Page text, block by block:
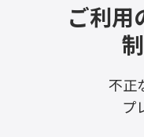
ご利用
不正
プ